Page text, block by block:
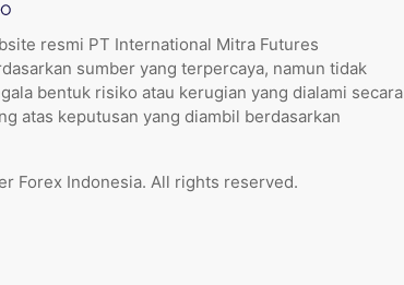
resmi PT International Mitra Futures
sumber yang terpercaya, namun tidak
bentuk risiko atau kerugian yang dialami secara
atas keputusan yang diambil berdasarkan
Forex Indonesia. All rights reserved.